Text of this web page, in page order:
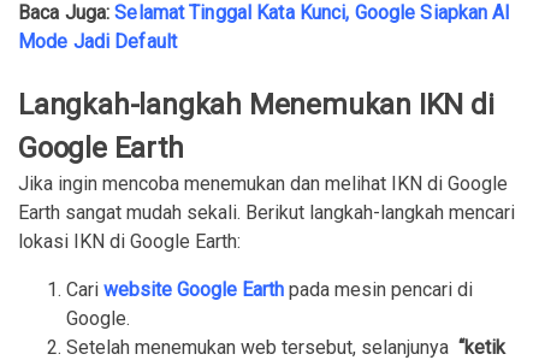
Baca Juga:Selamat Tinggal Kata Kunci, Google Siapkan AI
Mode Jadi Default
Langkah-langkah Menemukan IKN di
Google Earth
Jika ingin mencoba menemukan dan melihat IKN di Google
Earth sangat mudah sekali. Berikut langkah-langkah mencari
lokasi IKN di Google Earth:
Cari website Google Earth pada mesin pencari di
Google.
Setelah menemukan web tersebut, selanjunya “ketik